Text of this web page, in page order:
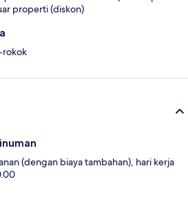
properti (diskon)
rokok
(dengan biaya tambahan), hari kerja